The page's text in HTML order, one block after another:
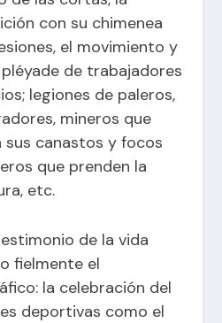
con su chimenea
el movimiento y
de trabajadores
legiones de paleros,
mineros que
canastos y focos
que prenden la
etc.
de la vida
fielmente el
la celebración del
deportivas como el